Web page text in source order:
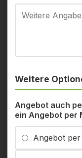
Weitere
Angebot auch
ein Angebot per
Angebot